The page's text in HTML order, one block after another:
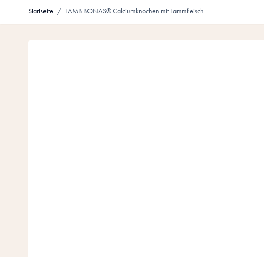
Startseite / LAMB BONAS® Calciumknochen mit Lammfleisch